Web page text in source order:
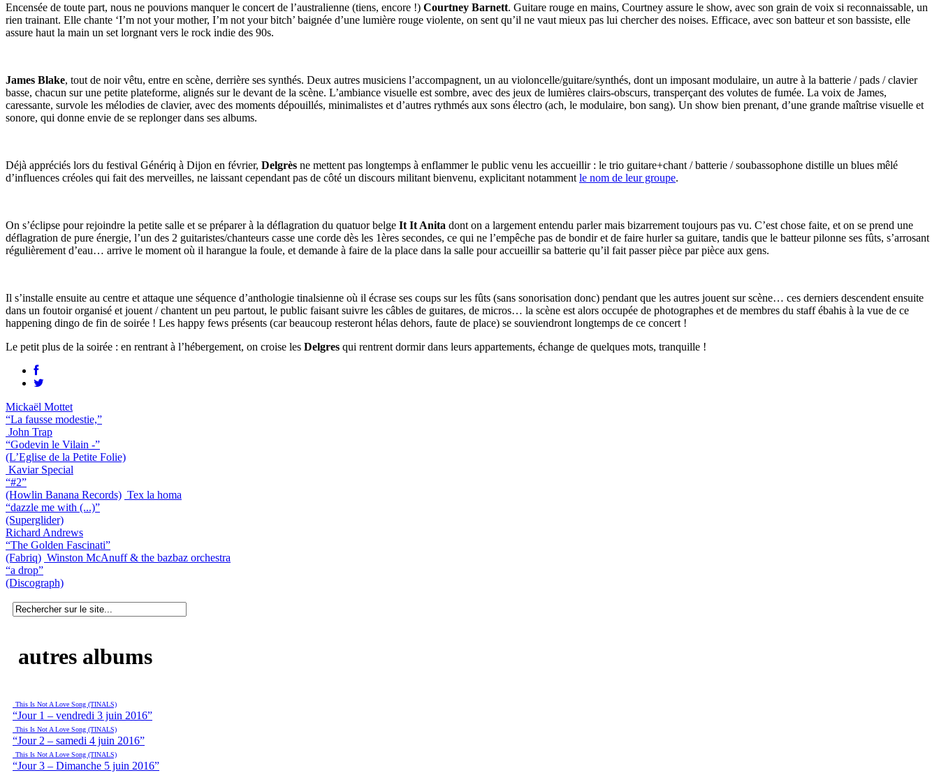
Encensée de toute part, nous ne pouvions manquer le concert de l’australienne (tiens, encore !) Courtney Barnett. Guitare rouge en mains, Courtney assure le show, avec son grain de voix si reconnaissable, un
rien trainant. Elle chante ‘I’m not your mother, I’m not your bitch’ baignée d’une lumière rouge violente, on sent qu’il ne vaut mieux pas lui chercher des noises. Efficace, avec son batteur et son bassiste, elle
assure haut la main un set lorgnant vers le rock indie des 90s.
James Blake, tout de noir vêtu, entre en scène, derrière ses synthés. Deux autres musiciens l’accompagnent, un au violoncelle/guitare/synthés, dont un imposant modulaire, un autre à la batterie / pads / clavier
basse, chacun sur une petite plateforme, alignés sur le devant de la scène. L’ambiance visuelle est sombre, avec des jeux de lumières clairs-obscurs, transperçant des volutes de fumée. La voix de James,
caressante, survole les mélodies de clavier, avec des moments dépouillés, minimalistes et d’autres rythmés aux sons électro (ach, le modulaire, bon sang). Un show bien prenant, d’une grande maîtrise visuelle et
sonore, qui donne envie de se replonger dans ses albums.
Déjà appréciés lors du festival Génériq à Dijon en février, Delgrès ne mettent pas longtemps à enflammer le public venu les accueillir : le trio guitare+chant / batterie / soubassophone distille un blues mêlé
d’influences créoles qui fait des merveilles, ne laissant cependant pas de côté un discours militant bienvenu, explicitant notamment le nom de leur groupe.
On s’éclipse pour rejoindre la petite salle et se préparer à la déflagration du quatuor belge It It Anita dont on a largement entendu parler mais bizarrement toujours pas vu. C’est chose faite, et on se prend une
déflagration de pure énergie, l’un des 2 guitaristes/chanteurs casse une corde dès les 1ères secondes, ce qui ne l’empêche pas de bondir et de faire hurler sa guitare, tandis que le batteur pilonne ses fûts, s’arrosant
régulièrement d’eau… arrive le moment où il harangue la foule, et demande à faire de la place dans la salle pour accueillir sa batterie qu’il fait passer pièce par pièce aux gens.
Il s’installe ensuite au centre et attaque une séquence d’anthologie tinalsienne où il écrase ses coups sur les fûts (sans sonorisation donc) pendant que les autres jouent sur scène… ces derniers descendent ensuite
dans un foutoir organisé et jouent / chantent un peu partout, le public faisant suivre les câbles de guitares, de micros… la scène est alors occupée de photographes et de membres du staff ébahis à la vue de ce
happening dingo de fin de soirée ! Les happy fews présents (car beaucoup resteront hélas dehors, faute de place) se souviendront longtemps de ce concert !
Le petit plus de la soirée : en rentrant à l’hébergement, on croise les Delgres qui rentrent dormir dans leurs appartements, échange de quelques mots, tranquille !
Mickaël Mottet
“La fausse modestie,”
John Trap
“Godevin le Vilain -”
(L’Eglise de la Petite Folie)
Kaviar Special
“#2”
(Howlin Banana Records) Tex la homa
“dazzle me with (...)”
(Superglider)
Richard Andrews
“The Golden Fascinati”
(Fabriq) Winston McAnuff & the bazbaz orchestra
“a drop”
(Discograph)
autres albums
This Is Not A Love Song (TINALS)
“Jour 1 – vendredi 3 juin 2016”
This Is Not A Love Song (TINALS)
“Jour 2 – samedi 4 juin 2016”
This Is Not A Love Song (TINALS)
“Jour 3 – Dimanche 5 juin 2016”